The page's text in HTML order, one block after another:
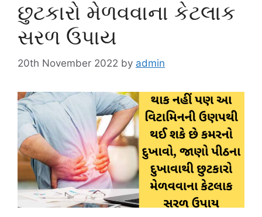
છુટકારો મેળવવાના કેટલાક
સરળ ઉપાય
20th November 2022 by admin